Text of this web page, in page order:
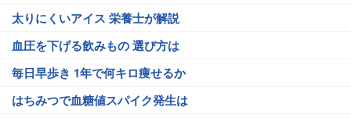
太りにくいアイス 栄養士が解説
血圧を下げる飲みもの 選び方は
毎日早歩き 1年で何キロ痩せるか
はちみつで血糖値スパイク発生は